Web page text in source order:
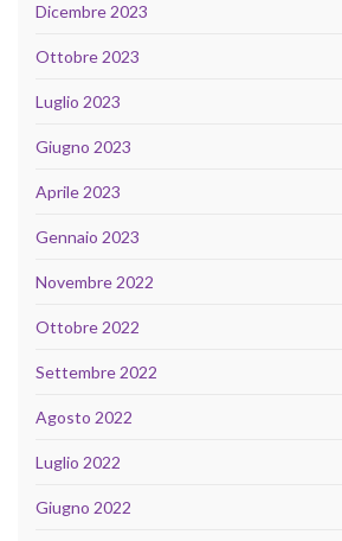
Dicembre 2023
Ottobre 2023
Luglio 2023
Giugno 2023
Aprile 2023
Gennaio 2023
Novembre 2022
Ottobre 2022
Settembre 2022
Agosto 2022
Luglio 2022
Giugno 2022